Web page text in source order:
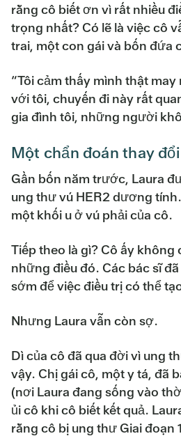
rằng cô biết ơn vì rất nhiều
trọng nhất? Có lẽ là việc cô
trai, một con gái và bốn đứa
“Tôi cảm thấy mình thật
với tôi, chuyến đi này rất
gia đình tôi, những người
Một chẩn đoán thay
Gần bốn năm trước, Laura
ung thư vú HER2 dương
một khối u ở vú phải của cô.
Tiếp theo là gì? Cô ấy không
những điều đó. Các bác sĩ
sớm để việc điều trị có thể
Nhưng Laura vẫn còn sợ.
Dì của cô đã qua đời vì ung
vậy. Chị gái cô, một y tá, đã
(nơi Laura đang sống vào
ủi cô khi cô biết kết quả.
rằng cô bị ung thư Giai đoạn